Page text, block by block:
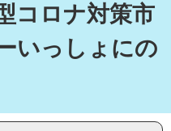
コロナ対策市
いっしょにの